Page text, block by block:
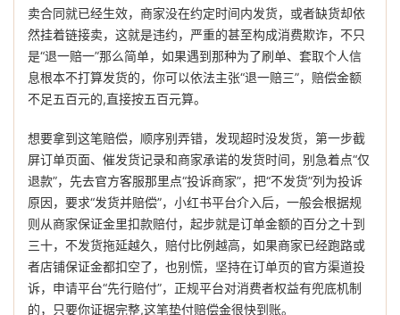
卖合同就已经生效，商家没在约定时间内发货，或者缺货却依
然挂着链接卖，这就是违约，严重的甚至构成消费欺诈，不只
是“退一赔一”那么简单，如果遇到那种为了刷单、套取个人信
息根本不打算发货的，你可以依法主张“退一赔三”，赔偿金额
不足五百元的,直接按五百元算。
想要拿到这笔赔偿，顺序别弄错，发现超时没发货，第一步截
屏订单页面、催发货记录和商家承诺的发货时间，别急着点“仅
退款”，先去官方客服那里点“投诉商家”，把“不发货”列为投诉
原因，要求“发货并赔偿”，小红书平台介入后，一般会根据规
则从商家保证金里扣款赔付，起步就是订单金额的百分之十到
三十，不发货拖延越久，赔付比例越高，如果商家已经跑路或
者店铺保证金都扣空了，也别慌，坚持在订单页的官方渠道投
诉，申请平台“先行赔付”，正规平台对消费者权益有兜底机制
的，只要你证据完整,这笔垫付赔偿金很快到账。